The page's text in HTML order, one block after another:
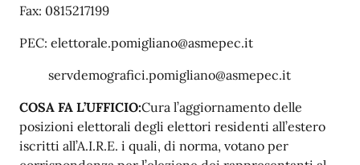
Fax: 0815217199
PEC: elettorale.pomigliano@asmepec.it
servdemografici.pomigliano@asmepec.it
COSA FA L’UFFICIO:Cura l’aggiornamento delle
posizioni elettorali degli elettori residenti all’estero
iscritti all’A.I.R.E. i quali, di norma, votano per